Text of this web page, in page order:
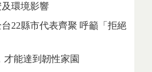
環境影響
22縣市代表齊聚 呼籲「拒絕
才能達到韌性家園